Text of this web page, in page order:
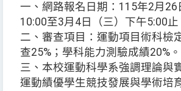
一、網路報名日期：115年2月26
10:00至3月4日（三）下午5:00止
二、審查項目：運動項目術科檢
查25%；學科能力測驗成績20%。
三、本校運動科學系強調理論與
運動績優學生競技發展與學術培